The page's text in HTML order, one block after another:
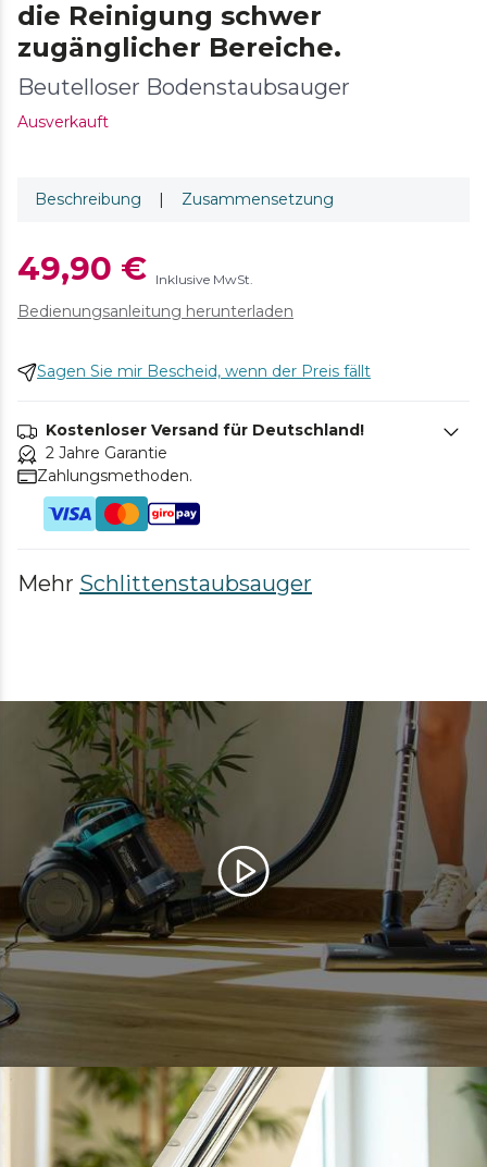
die Reinigung schwer
zugänglicher Bereiche.
Beutelloser Bodenstaubsauger
Ausverkauft
Beschreibung | Zusammensetzung
49,90 € Inklusive MwSt.
Bedienungsanleitung herunterladen
Sagen Sie mir Bescheid, wenn der Preis fällt
Kostenloser Versand für Deutschland!
2 Jahre Garantie
Zahlungsmethoden.
Mehr Schlittenstaubsauger